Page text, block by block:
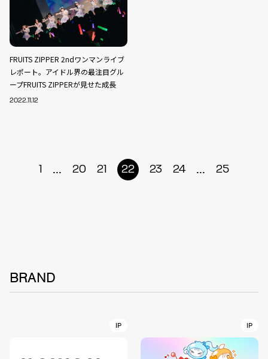
FRUITS ZIPPER 2ndワンマンライブ
レポート。アイドル界の最注目グル
ープFRUITS ZIPPERが見せた成長
2022.11.12
1 ... 20 21 22 23 24 ... 25
BRAND
IP IP